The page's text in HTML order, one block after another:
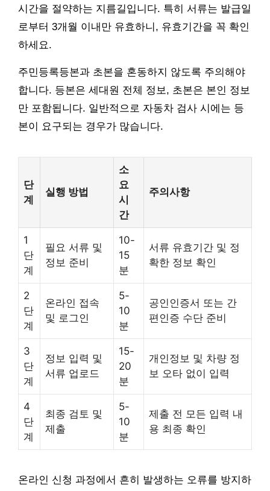
시간을 절약하는 지름길입니다. 특히 서류는 발급일
로부터 3개월 이내만 유효하니, 유효기간을 꼭 확인
하세요.
주민등록등본과 초본을 혼동하지 않도록 주의해야
합니다. 등본은 세대원 전체 정보, 초본은 본인 정보
만 포함됩니다. 일반적으로 자동차 검사 시에는 등
본이 요구되는 경우가 많습니다.
단
계
실행 방법
소
요
시
간
주의사항
1
단
계
필요 서류 및
정보 준비
10-
15
분
서류 유효기간 및 정
확한 정보 확인
2
단
계
온라인 접속
및 로그인
5-
10
분
공인인증서 또는 간
편인증 수단 준비
3
단
계
정보 입력 및
서류 업로드
15-
20
분
개인정보 및 차량 정
보 오타 없이 입력
4
단
계
최종 검토 및
제출
5-
10
분
제출 전 모든 입력 내
용 최종 확인
온라인 신청 과정에서 흔히 발생하는 오류를 방지하